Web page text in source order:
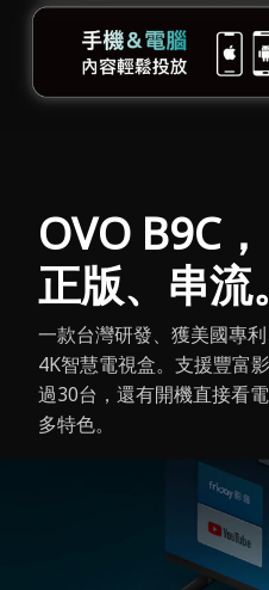
OVO B9C，
正版、串流。
一款台灣研發、獲美國專
4K智慧電視盒。支援豐富
過30台，還有開機直接看
多特色。